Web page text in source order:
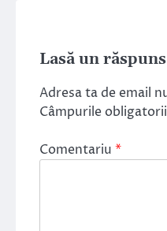
Lasă un răspuns
Adresa ta de email
Câmpurile
Comentariu *